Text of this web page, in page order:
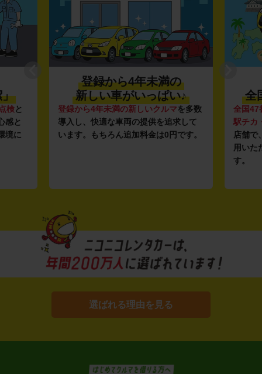
」
検と
感と
境に
登録から4年未満の
新しい車がいっぱい♪
登録から4年未満の新しいクルマを多数
導入し、快適な車両の提供を追求して
います。もちろん追加料金は0円です。
全
全国47
駅チカ
店舗で
用いた
す。
選ばれる理由を見る